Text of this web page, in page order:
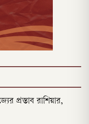
প্রস্তাব রাশিয়ার,